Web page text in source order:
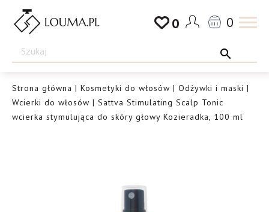
Przejdź
Drogeria
Louma.pl
0 0
Strona główna | Kosmetyki do włosów | Odżywki i maski |
Wcierki do włosów | Sattva Stimulating Scalp Tonic
wcierka stymulująca do skóry głowy Kozieradka, 100 ml